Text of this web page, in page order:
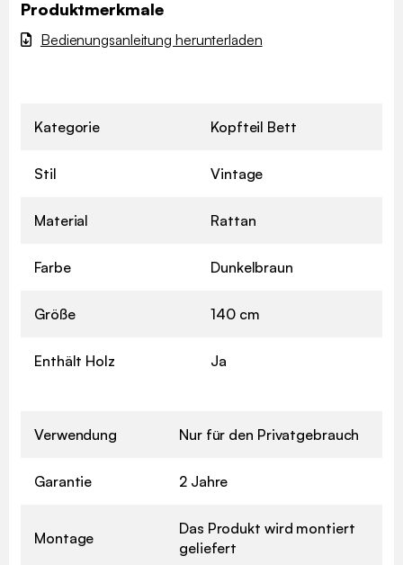
Produktmerkmale
Bedienungsanleitung herunterladen
Kategorie Kopfteil Bett
Stil Vintage
Material Rattan
Farbe Dunkelbraun
Größe 140 cm
Enthält Holz Ja
Verwendung Nur für den Privatgebrauch
Garantie 2 Jahre
Montage
Das Produkt wird montiert
geliefert